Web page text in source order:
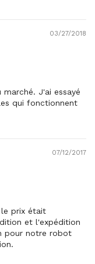
03/27/2018
J'ai essayé
qui fonctionnent
07/12/2017
prix était
et l'expédition
pour notre robot